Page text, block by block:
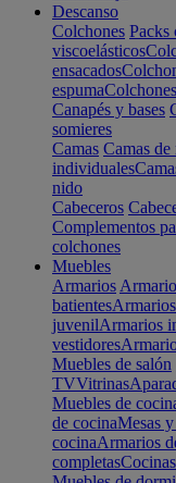
Descanso
Colchones Packs
viscoelásticos
ensacados
espuma
Canapés y bases
somieres
Camas Camas
individuales
nido
Cabeceros
Complementos
colchones
Muebles
Armarios
batientes
juvenilArmarios
vestidores
Muebles de salón
TVVitrinas
Muebles de
de cocinaMesas
cocinaArmarios
completas